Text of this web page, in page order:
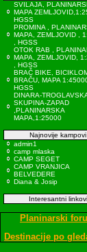
SVILAJA,
MAPA
HGSS
PROMINA ,
MAPA, ZEMLJOVID ,
, HGSS
OTOK RAB ,
MAPA, ZEMLJOVID,
, HGSS
BRAČ BIKE,
BRAČU, MAPA
HGSS
DINARA-
SKUPINA-ZAPAD
,PLANINARSKA
MAPA,1:25000
Najnovije kampovi
admin1
camp mlaska
CAMP SEGET
CAMP VRANJICA
BELVEDERE
Diana & Josip
Interesantni linkovi
Planinarski
Destinacije po